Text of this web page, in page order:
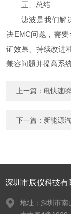
五、总结
滤波是我们解
决EMC问题，需
证效果、持续改进
兼容问题并提高系
上一篇： 电快速
下一篇： 新能源
深圳市辰仪科技有
地址：深圳市南